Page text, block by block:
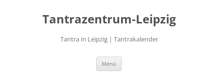
Tantrazentrum-Leipzig
Tantra in Leipzig | Tantrakalender
Menü